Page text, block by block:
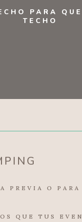
PARA
TECHO
PREVIA O PARA
QUE TUS